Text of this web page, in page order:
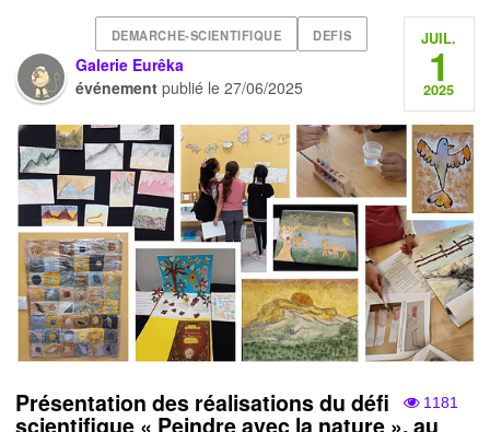
DEMARCHE-SCIENTIFIQUE DEFIS
Galerie Eurêka
événement publié le27/06/2025
JUIL.
1
2025
1181
Présentation des réalisations du défi
scientifique « Peindre avec la nature » , au